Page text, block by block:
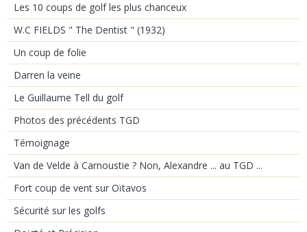
Les 10 coups de golf les plus chanceux
W.C FIELDS " The Dentist " (1932)
Un coup de folie
Darren la veine
Le Guillaume Tell du golf
Photos des précédents TGD
Témoignage
Van de Velde à Carnoustie ? Non, Alexandre ... au TGD ...
Fort coup de vent sur Oïtavos
Sécurité sur les golfs